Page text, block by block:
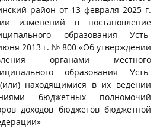
район от 13 февраля 2025 г.
в постановление
образования Усть-
2013 г. № 800 «Об утверждении
органами местного
образования Усть-
находящимися в их ведении
бюджетных полномочий
доходов бюджетов бюджетной